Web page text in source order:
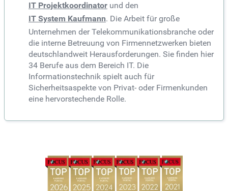
IT Projektkoordinator und den
IT System Kaufmann. Die Arbeit für große
Unternehmen der Telekommunikationsbranche oder
die interne Betreuung von Firmennetzwerken bieten
deutschlandweit Herausforderungen. Sie finden hier
34 Berufe aus dem Bereich IT. Die
Informationstechnik spielt auch für
Sicherheitsaspekte von Privat- oder Firmenkunden
eine hervorstechende Rolle.